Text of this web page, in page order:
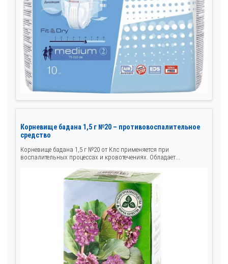
Корневище бадана 1,5 г №20 – противовоспалительное
средство
Корневище бадана 1,5 г №20 от Клс применяется при
воспалительных процессах и кровотечениях. Обладает...